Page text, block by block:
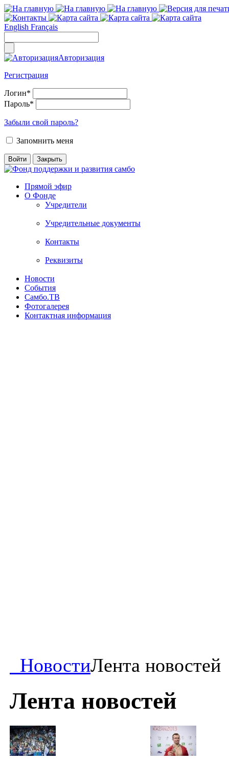
English Français
Авторизация
Регистрация
Логин*
Пароль*
Забыли свой пароль?
Запомнить меня
Прямой эфир
О Фонде
Учредители
Учредительные документы
Контакты
Реквизиты
Новости
События
Самбо.ТВ
Фотогалерея
Контактная информация
НовостиЛента новостей
Лента новостей